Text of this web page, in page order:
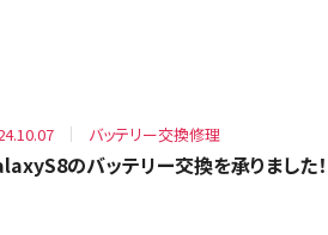
バッテリー交換修理
のバッテリー交換を承りました！